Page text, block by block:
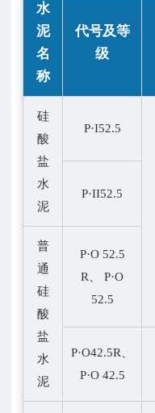
水
泥
名
称
代号及等
级
硅
酸
盐
水
泥
P·I52.5
P·II52.5
普
通
硅
酸
盐
水
泥
P·O 52.5
R、 P·O
52.5
P·O42.5R、
P·O 42.5